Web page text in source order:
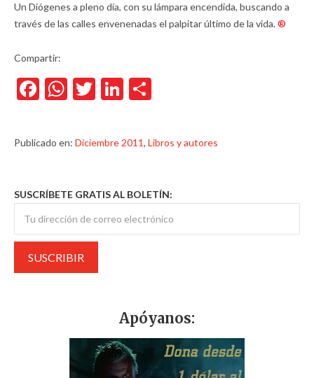
Un Diógenes a pleno día, con su lámpara encendida, buscando a
través de las calles envenenadas el palpitar último de la vida.®
Compartir:
Facebook
WhatsApp
TwitterLinkedIn
Publicado en: Diciembre 2011, Libros y autores
SUSCRÍBETE GRATIS AL BOLETÍN:
Apóyanos: